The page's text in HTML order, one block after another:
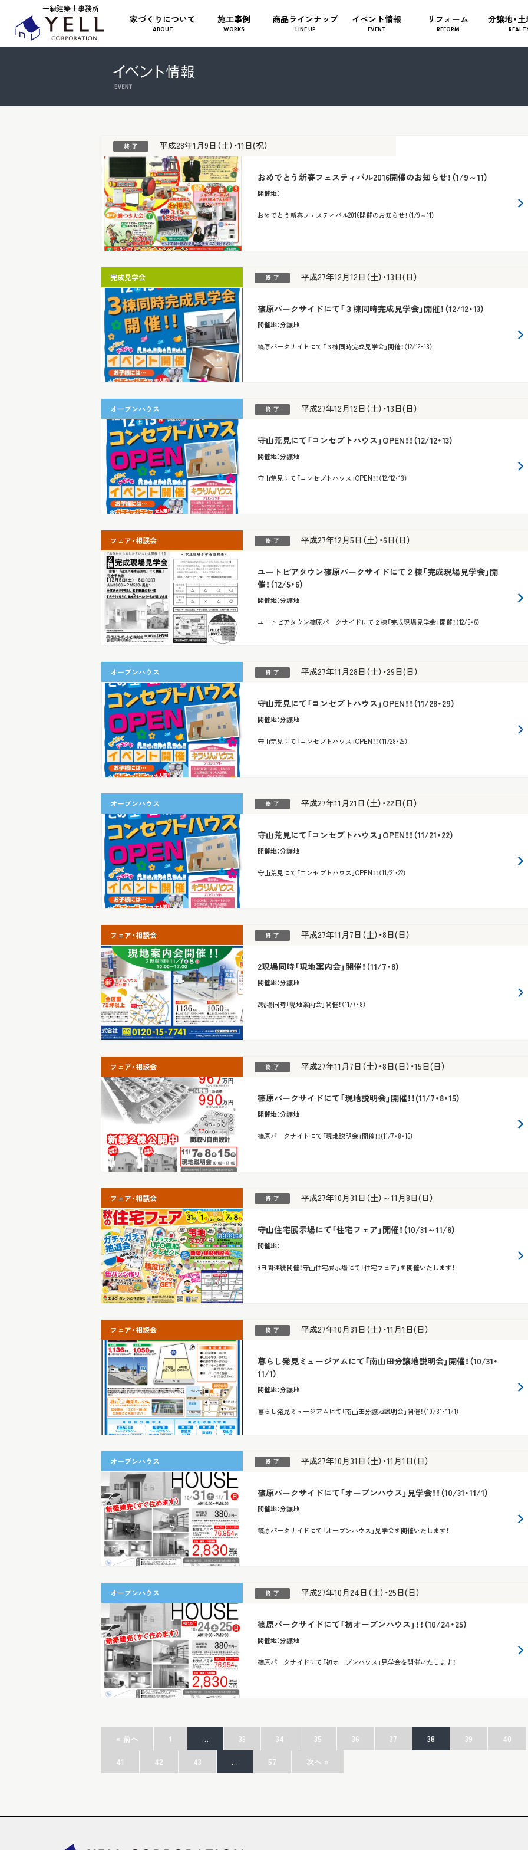
一級建築士事務所
家づくりについて
ABOUT
施工事例
WORKS
商品ラインナップ
LINE UP
イベント情報
EVENT
リフォーム
REFORM
分譲地・
平成28年1月9日（土）・11日(祝）
おめでとう新春フェスティバル2016開催のお知らせ！（1/9～11）
開催地：
おめでとう新春フェスティバル2016開催のお知らせ！（1/9～11）
完成見学会 平成27年12月12日（土）・13日(日）
篠原パークサイドにて「３棟同時完成見学会」開催！（12/12・13）
開催地：分譲地
篠原パークサイドにて「３棟同時完成見学会」開催！（12/12・13）
オープンハウス 平成27年12月12日（土）・13日(日）
守山荒見にて「コンセプトハウス」OPEN！！（12/12・13）
開催地：分譲地
守山荒見にて「コンセプトハウス」OPEN！！（12/12・13）
フェア・相談会 平成27年12月5日（土）・6日(日）
ユートピアタウン篠原パークサイドにて２棟「完成現場見学会」開
催！（12/5・6）
開催地：分譲地
ユートピアタウン篠原パークサイドにて２棟「完成現場見学会」開催！（12/5・6）
オープンハウス 平成27年11月28日（土）・29日(日）
守山荒見にて「コンセプトハウス」OPEN！！（11/28・29）
開催地：分譲地
守山荒見にて「コンセプトハウス」OPEN！！（11/28・29）
オープンハウス 平成27年11月21日（土）・22日(日）
守山荒見にて「コンセプトハウス」OPEN！！（11/21・22）
開催地：分譲地
守山荒見にて「コンセプトハウス」OPEN！！（11/21・22）
フェア・相談会 平成27年11月7日（土）・8日(日）
2現場同時「現地案内会」開催！（11/7・8）
開催地：分譲地
2現場同時「現地案内会」開催！（11/7・8）
フェア・相談会 平成27年11月7日（土）・8日(日）・15日(日）
篠原パークサイドにて「現地説明会」開催！！(11/7・8・15）
開催地：分譲地
篠原パークサイドにて「現地説明会」開催！！(11/7・8・15）
フェア・相談会 平成27年10月31日（土）～11月8日(日）
守山住宅展示場にて「住宅フェア」開催！（10/31～11/8）
開催地：
9日間連続開催！守山住宅展示場にて「住宅フェア」を開催いたします！
フェア・相談会 平成27年10月31日（土）・11月1日(日）
暮らし発見ミュージアムにて「南山田分譲地説明会」開催！（10/31・
11/1）
開催地：分譲地
暮らし発見ミュージアムにて「南山田分譲地説明会」開催！（10/31・11/1）
オープンハウス 平成27年10月31日（土）・11月1日(日）
篠原パークサイドにて「オープンハウス」見学会！！（10/31・11/1）
開催地：分譲地
篠原パークサイドにて「オープンハウス」見学会を開催いたします！
オープンハウス 平成27年10月24日（土）・25日(日）
篠原パークサイドにて「初オープンハウス」！！（10/24・25）
開催地：分譲地
篠原パークサイドにて「初オープンハウス」見学会を開催いたします！
« 前へ 1 … 33 34 35 36 37 38 39 40
41 42 43 … 57 次へ »